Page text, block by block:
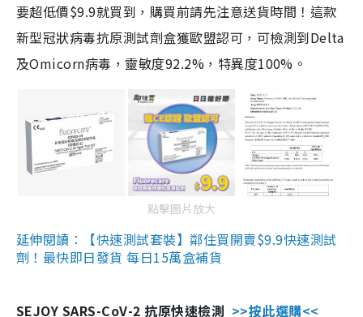
要超低價$9.9就買到，購買前請先注意送貨時間！這款
新型冠狀病毒抗原測試劑盒獲歐盟認可，可檢測到Delta
及Omicorn病毒，靈敏度92.2%，特異度100%。
點擊圖片放大
延伸閱讀：【快速測試套裝】鄰住買開賣$9.9快速測試
劑！最快即日發貨 每日15萬盒補貨
SEJOY SARS-CoV-2 抗原快速檢測 >>按此選購<<